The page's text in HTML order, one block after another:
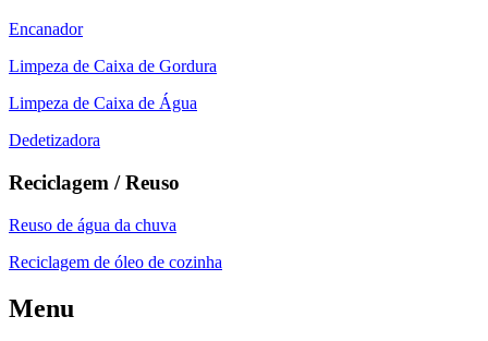
Encanador
Limpeza de Caixa de Gordura
Limpeza de Caixa de Água
Dedetizadora
Reciclagem / Reuso
Reuso de água da chuva
Reciclagem de óleo de cozinha
Menu